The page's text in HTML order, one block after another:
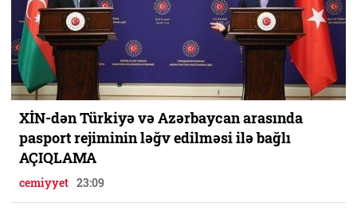
XİN-dən Türkiyə və Azərbaycan arasında
pasport rejiminin ləğv edilməsi ilə bağlı
AÇIQLAMA
cemiyyet 23:09